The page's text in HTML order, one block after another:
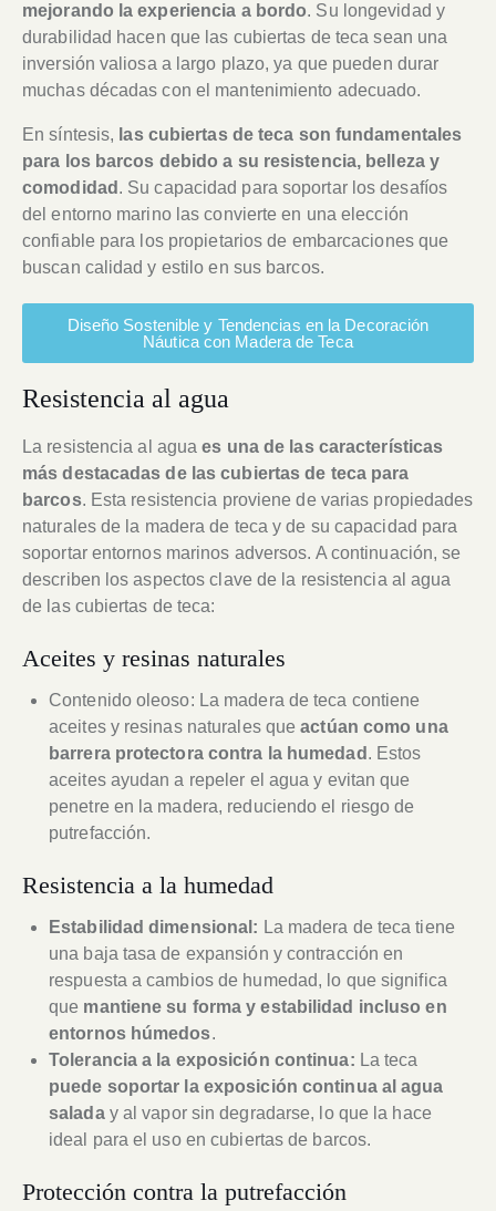
mejorando la experiencia a bordo. Su longevidad y
durabilidad hacen que las cubiertas de teca sean una
inversión valiosa a largo plazo, ya que pueden durar
muchas décadas con el mantenimiento adecuado.
En síntesis, las cubiertas de teca son fundamentales
para los barcos debido a su resistencia, belleza y
comodidad . Su capacidad para soportar los desafíos
del entorno marino las convierte en una elección
confiable para los propietarios de embarcaciones que
buscan calidad y estilo en sus barcos.
Diseño Sostenible y Tendencias en la Decoración
Náutica con Madera de Teca
Resistencia al agua
La resistencia al agua es una de las características
más destacadas de las cubiertas de teca para
barcos. Esta resistencia proviene de varias propiedades
naturales de la madera de teca y de su capacidad para
soportar entornos marinos adversos. A continuación, se
describen los aspectos clave de la resistencia al agua
de las cubiertas de teca:
Aceites y resinas naturales
Contenido oleoso: La madera de teca contiene
aceites y resinas naturales que actúan como una
barrera protectora contra la humedad . Estos
aceites ayudan a repeler el agua y evitan que
penetre en la madera, reduciendo el riesgo de
putrefacción.
Resistencia a la humedad
Estabilidad dimensional: La madera de teca tiene
una baja tasa de expansión y contracción en
respuesta a cambios de humedad, lo que significa
que mantiene su forma y estabilidad incluso en
entornos húmedos.
Tolerancia a la exposición continua: La teca
puede soportar la exposición continua al agua
saladay al vapor sin degradarse, lo que la hace
ideal para el uso en cubiertas de barcos.
Protección contra la putrefacción